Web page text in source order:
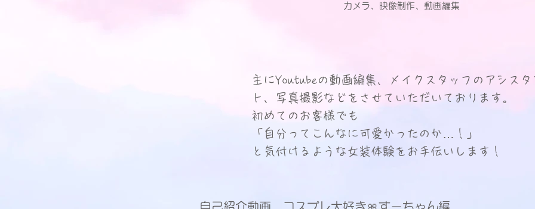
カメラ、映像制作、動画編集
主にYoutubeの動画編集、メイクスタッフのアシスタ
ト、写真撮影などをさせていただいております。
初めてのお客様でも
「自分ってこんなに可愛かったのか…！」
と気付けるような女装体験をお手伝いします！
​自己紹介動画 コスプレ大好き🎀すーちゃん編